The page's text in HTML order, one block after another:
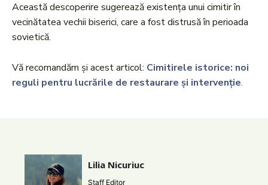
Această descoperire sugerează existența unui cimitir în
vecinătatea vechii biserici, care a fost distrusă în perioada
sovietică.​
Vă recomandăm și acest articol: Cimitirele istorice: noi
reguli pentru lucrările de restaurare și intervenție.
Lilia Nicuriuc
Staff Editor